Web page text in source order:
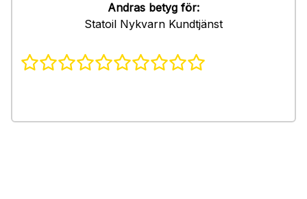
Andras betyg för:
Statoil Nykvarn Kundtjänst